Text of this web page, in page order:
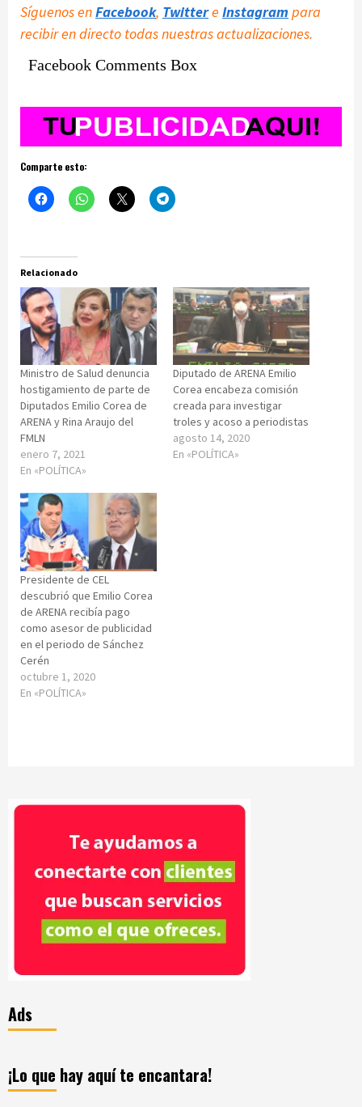
Síguenos enFacebook, Twittere Instagram para
recibir en directo todas nuestras actualizaciones.
Facebook Comments Box
Comparte esto:
Relacionado
Ministro de Salud denuncia
hostigamiento de parte de
Diputados Emilio Corea de
ARENA y Rina Araujo del
FMLN
enero 7, 2021
En «POLÍTICA»
Diputado de ARENA Emilio
Corea encabeza comisión
creada para investigar
troles y acoso a periodistas
agosto 14, 2020
En «POLÍTICA»
Presidente de CEL
descubrió que Emilio Corea
de ARENA recibía pago
como asesor de publicidad
en el periodo de Sánchez
Cerén
octubre 1, 2020
En «POLÍTICA»
Ads
¡Lo que hay aquí te encantara!